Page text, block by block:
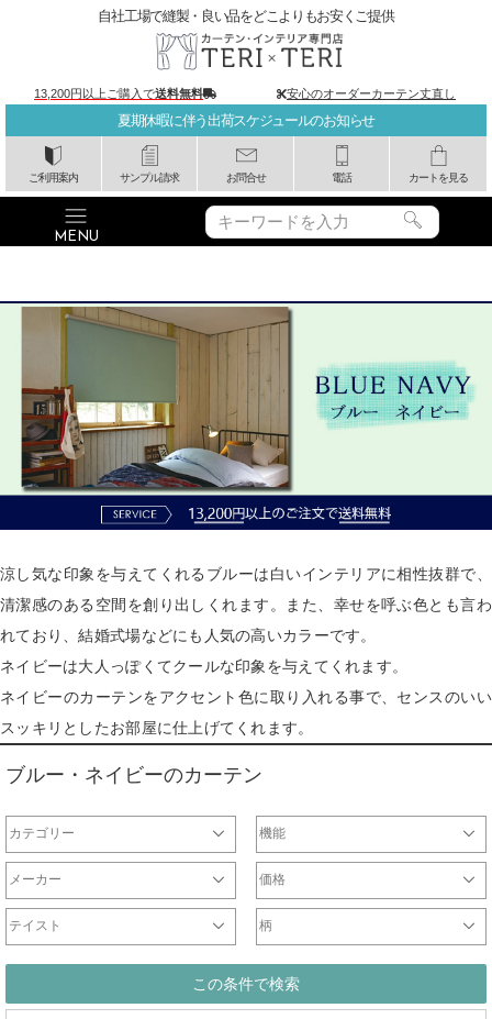
夏期休暇に伴う出荷スケジュールのお知らせ
ご利用案内 サンプル請求 お問合せ 電話 カートを見る
自社工場で縫製・良い品をどこよりもお安くご提供
13,200円以上ご購入で送料無料 安心のオーダーカーテン丈直し
涼し気な印象を与えてくれるブルーは白いインテリアに相性抜群で、
清潔感のある空間を創り出しくれます。また、幸せを呼ぶ色とも言わ
れており、結婚式場などにも人気の高いカラーです。
ネイビーは大人っぽくてクールな印象を与えてくれます。
ネイビーのカーテンをアクセント色に取り入れる事で、センスのいい
スッキリとしたお部屋に仕上げてくれます。
ブルー・ネイビーのカーテン
カテゴリー 機能
遮光カーテン
一級遮光カーテン
非遮光ドレープ
防炎カーテン
遮熱カーテン
ウォッシャブルカーテン
形状記憶カーテン
防音カーテン
天然素材
ミラーレース
非ミラーレース
UVカットレース
防炎レース
刺繍レース
防虫レース
断熱レース
光触媒レース
防音レース
遮熱レース
チュールレース
ドレープ
レース
メーカー 価格
～2000円
2001円～5000円
5001円～10000円
10001円～20000円
20001円～40000円
テイスト
シンプル
北欧
モダン
ナチュラル
カジュアル
エレガント
クラシック
和
柄
無地ドレープ
チェックドレープ
ストライプドレープ
ボーダー
ドット
花
ダマスク柄
幾何学柄
この条件で検索